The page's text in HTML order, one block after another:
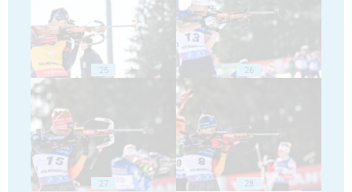
25 26
27 28